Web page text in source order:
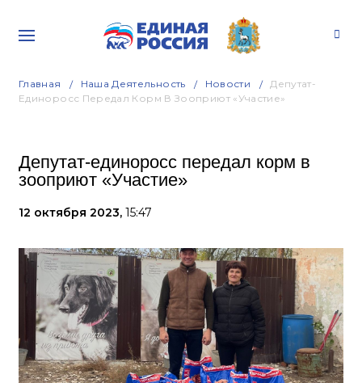
Главная Наша Деятельность Новости
Депутат-
Единоросс Передал Корм В Зооприют «Участие»
Депутат-единоросс передал корм в
зооприют «Участие»
12 октября 2023, 15:47